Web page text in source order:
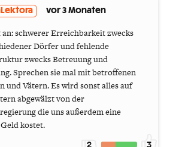
vor 3 Monaten
an: schwerer Erreichbarkeit zwecks
Dörfer und fehlende
zwecks Betreuung und
Sprechen sie mal mit betroffenen
und Vätern. Es wird sonst alles auf
abgewälzt von der
die uns außerdem eine
kostet.
2 3